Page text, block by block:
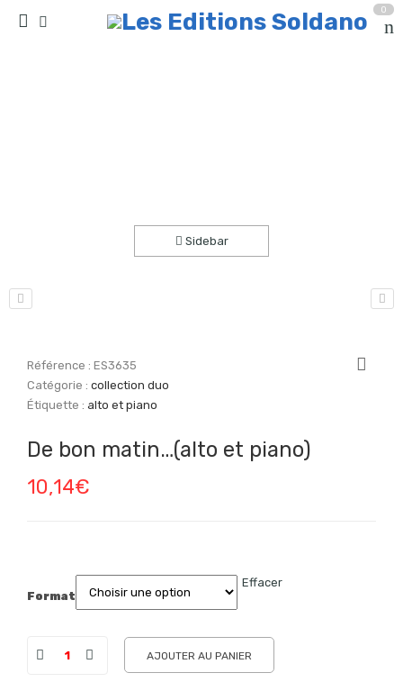
0
Sidebar
Référence :ES3635
Catégorie :collection duo
Étiquette : alto et piano
De bon matin…(alto et piano)
10,14€
Format
Effacer
AJOUTER AU PANIER